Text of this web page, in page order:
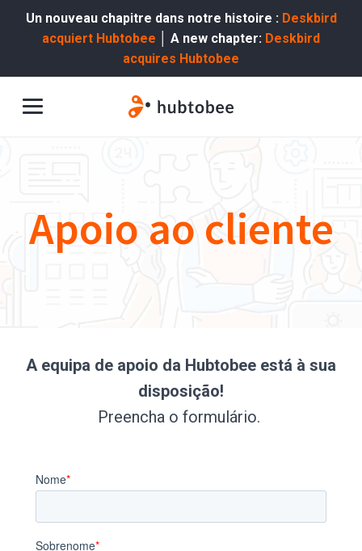
Un nouveau chapitre dans notre histoire : Deskbird
acquiert Hubtobee │ A new chapter: Deskbird
acquires Hubtobee
Apoio ao cliente
A equipa de apoio da Hubtobee está à sua
disposição!
Preencha o formulário.